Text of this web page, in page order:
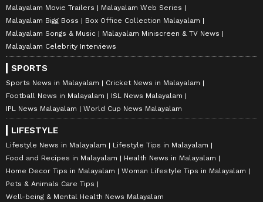
Malayalam Movie Trailers
Malayalam Web Series
Malayalam Bigg Boss
Box Office Collection Malayalam
Malayalam Songs & Music
Malayalam Miniscreen & TV News
Malayalam Celebrity Interviews
SPORTS
Sports News in Malayalam
Cricket News in Malayalam
Football News in Malayalam
ISL News Malayalam
IPL News Malayalam
World Cup News Malayalam
LIFESTYLE
Lifestyle News in Malayalam
Lifestyle Tips in Malayalam
Food and Recipes in Malayalam
Health News in Malayalam
Home Decor Tips in Malayalam
Woman Lifestyle Tips in Malayalam
Pets & Animals Care Tips
Well-being & Mental Health News Malayalam